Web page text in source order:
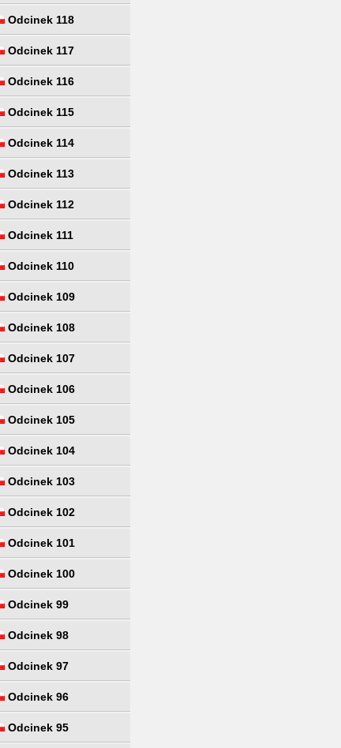
Odcinek 118
Odcinek 117
Odcinek 116
Odcinek 115
Odcinek 114
Odcinek 113
Odcinek 112
Odcinek 111
Odcinek 110
Odcinek 109
Odcinek 108
Odcinek 107
Odcinek 106
Odcinek 105
Odcinek 104
Odcinek 103
Odcinek 102
Odcinek 101
Odcinek 100
Odcinek 99
Odcinek 98
Odcinek 97
Odcinek 96
Odcinek 95